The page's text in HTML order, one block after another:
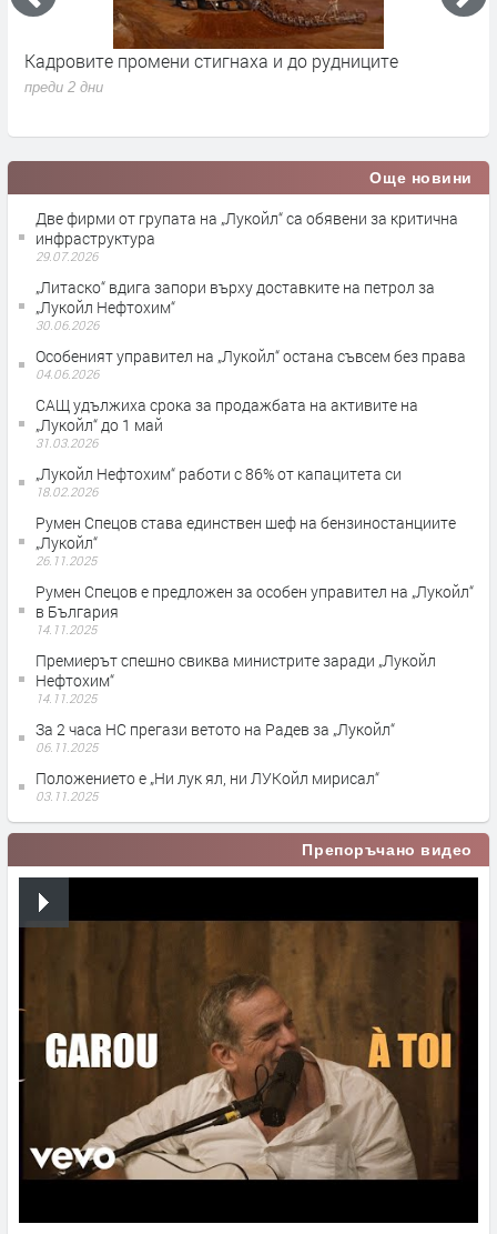
Кадровите промени стигнаха и до рудниците
преди 2 дни
Още новини
Две фирми от групата на „Лукойл“ са обявени за критична
инфраструктура
29.07.2026
„Литаско“ вдига запори върху доставките на петрол за
„Лукойл Нефтохим“
30.06.2026
Особеният управител на „Лукойл“ остана съвсем без права
04.06.2026
САЩ удължиха срока за продажбата на активите на
„Лукойл“ до 1 май
31.03.2026
„Лукойл Нефтохим“ работи с 86% от капацитета си
18.02.2026
Румен Спецов става единствен шеф на бензиностанциите
„Лукойл“
26.11.2025
Румен Спецов е предложен за особен управител на „Лукойл“
в България
14.11.2025
Премиерът спешно свиква министрите заради „Лукойл
Нефтохим“
14.11.2025
За 2 часа НС прегази ветото на Радев за „Лукойл“
06.11.2025
Положението е „Ни лук ял, ни ЛУКойл мирисал“
03.11.2025
Препоръчано видео